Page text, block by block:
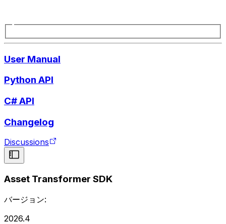
User Manual
Python API
C# API
Changelog
Discussions
Asset Transformer SDK
バージョン:
2026.4